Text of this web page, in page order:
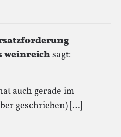
weinreich sagt:
auch gerade im
geschrieben) […]